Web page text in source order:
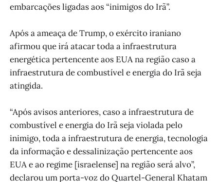
embarcações ligadas aos “inimigos do Irã”.
Após a ameaça de Trump, o exército iraniano
afirmou que irá atacar toda a infraestrutura
energética pertencente aos EUA na região caso a
infraestrutura de combustível e energia do Irã seja
atingida.
“Após avisos anteriores, caso a infraestrutura de
combustível e energia do Irã seja violada pelo
inimigo, toda a infraestrutura de energia, tecnologia
da informação e dessalinização pertencente aos
EUA e ao regime [israelense] na região será alvo”,
declarou um porta-voz do Quartel-General Khatam